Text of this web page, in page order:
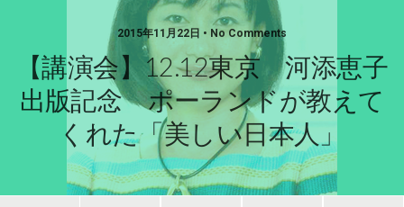
2015年11月22日 • No Comments
【講演会】12.12東京 河添恵子
出版記念 ポーランドが教えて
くれた「美しい日本人」